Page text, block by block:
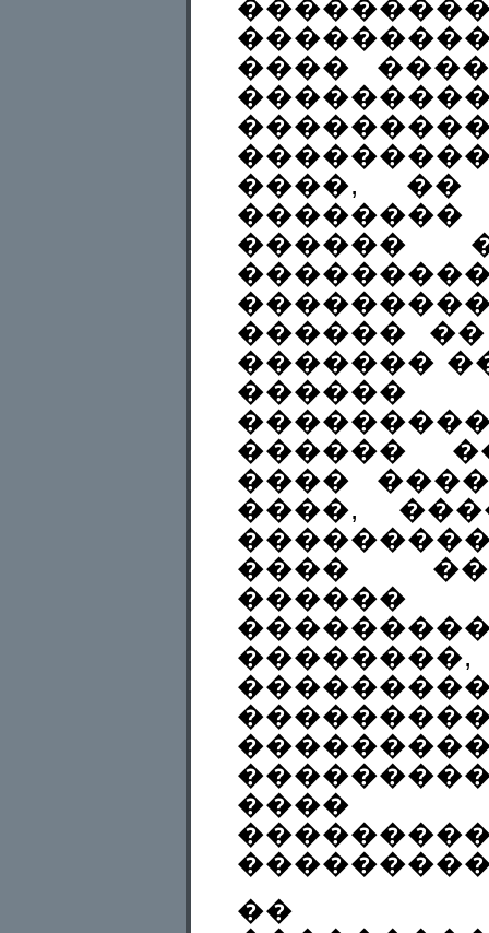
����
����,
������
������
�������
������
����
����,
����
����
��